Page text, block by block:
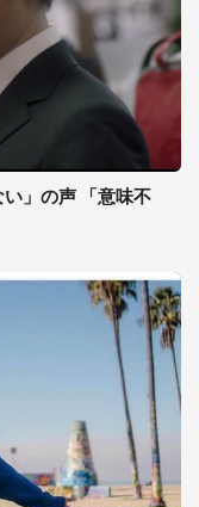
い」の声 「意味不